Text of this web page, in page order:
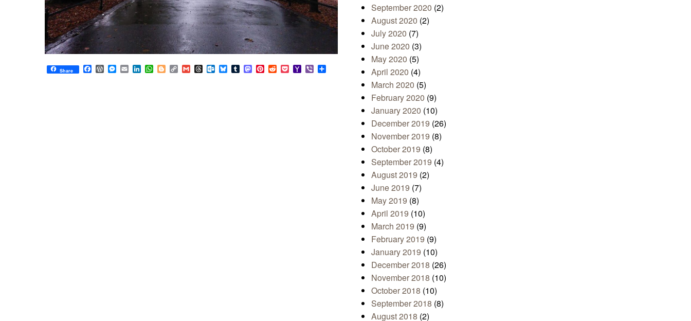
Share Facebook
WordPress
Messenger
EmailLinkedIn
WhatsApp
BloggerCopy
Link
GmailThreadsOutlook.com
Bluesky
TumblrMastodon
Pinterest
RedditPocketYahoo
Mail
Viber
September 2020 (2)
August 2020 (2)
July 2020 (7)
June 2020 (3)
May 2020 (5)
April 2020 (4)
March 2020 (5)
February 2020 (9)
January 2020 (10)
December 2019 (26)
November 2019 (8)
October 2019 (8)
September 2019 (4)
August 2019 (2)
June 2019 (7)
May 2019 (8)
April 2019 (10)
March 2019 (9)
February 2019 (9)
January 2019 (10)
December 2018 (26)
November 2018 (10)
October 2018 (10)
September 2018 (8)
August 2018 (2)